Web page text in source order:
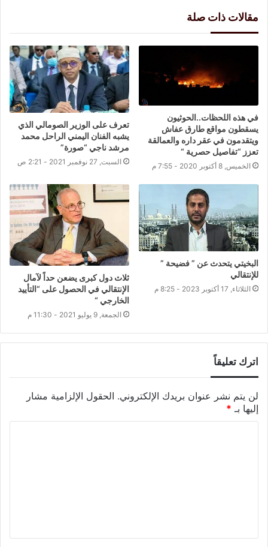
مقالات ذات صلة
في هذه اللحظات..الحوثيون
يسقطون مواقع طارق عفاش
ويتقدمون في عقر داره والعمالقة
تعزز “تفاصيل حصرية “
الخميس, 8 أكتوبر 2020 - 7:55 م
تعرف على الوزير الصومالي الذي
يشبه الفنان اليمني الراحل محمد
مرشد ناجي “صورة”
السبت, 27 نوفمبر 2021 - 2:21 ص
البخيتي يتحدث عن ” فضيحة ”
للإنتقالي
الثلاثاء, 17 أكتوبر 2023 - 8:25 م
ثلاث دول كبرى يضعن حداً لآمال
الإنتقالي في الحصول على “التأييد
الخارجي “
الجمعة, 9 يوليو 2021 - 11:30 م
اترك تعليقاً
لن يتم نشر عنوان بريدك الإلكتروني. الحقول الإلزامية مشار
إليها بـ *